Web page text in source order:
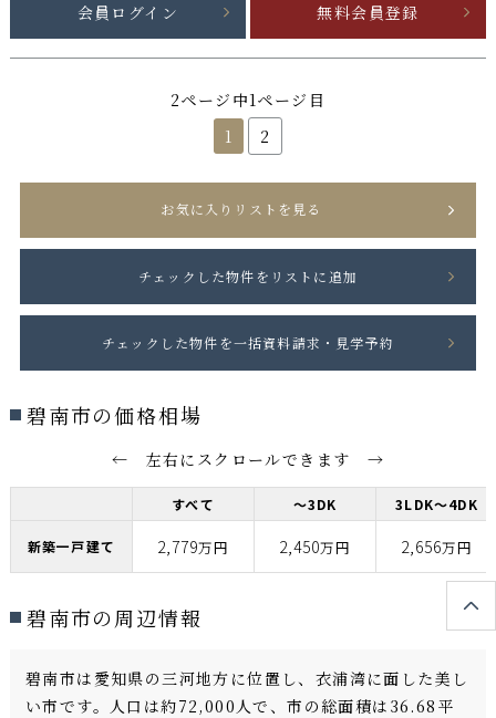
会員ログイン 無料会員登録
2ページ中1ページ目
1
2
お気に入りリストを見る
碧南市の価格相場
← 左右にスクロールできます →
すべて ～3DK 3LDK～4DK
新築一戸建て 2,779万円 2,450万円 2,656万円
碧南市の周辺情報
碧南市は愛知県の三河地方に位置し、衣浦湾に面した美し
い市です。人口は約72,000人で、市の総面積は36.68平